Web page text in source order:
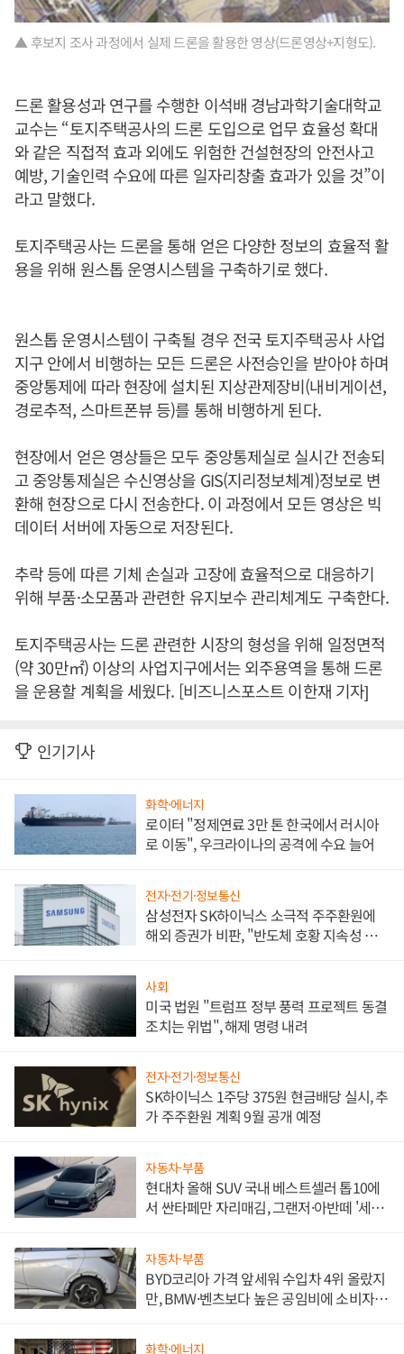
▲ 후보지 조사 과정에서 실제 드론을 활용한 영상(드론영상+지형도).
드론 활용성과 연구를 수행한 이석배 경남과학기술대학교
교수는 “토지주택공사의 드론 도입으로 업무 효율성 확대
와 같은 직접적 효과 외에도 위험한 건설현장의 안전사고
예방, 기술인력 수요에 따른 일자리창출 효과가 있을 것”이
라고 말했다.
토지주택공사는 드론을 통해 얻은 다양한 정보의 효율적 활
용을 위해 원스톱 운영시스템을 구축하기로 했다.
원스톱 운영시스템이 구축될 경우 전국 토지주택공사 사업
지구 안에서 비행하는 모든 드론은 사전승인을 받아야 하며
중앙통제에 따라 현장에 설치된 지상관제장비(내비게이션,
경로추적, 스마트폰뷰 등)를 통해 비행하게 된다.
현장에서 얻은 영상들은 모두 중앙통제실로 실시간 전송되
고 중앙통제실은 수신영상을 GIS(지리정보체계)정보로 변
환해 현장으로 다시 전송한다. 이 과정에서 모든 영상은 빅
데이터 서버에 자동으로 저장된다.
추락 등에 따른 기체 손실과 고장에 효율적으로 대응하기
위해 부품·소모품과 관련한 유지보수 관리체계도 구축한다.
토지주택공사는 드론 관련한 시장의 형성을 위해 일정면적
(약 30만㎡) 이상의 사업지구에서는 외주용역을 통해 드론
을 운용할 계획을 세웠다. [비즈니스포스트 이한재 기자]
인기기사
화학·에너지
로이터 "정제연료 3만 톤 한국에서 러시아
로 이동", 우크라이나의 공격에 수요 늘어
전자·전기·정보통신
삼성전자 SK하이닉스 소극적 주주환원에
해외 증권가 비판, "반도체 호황 지속성 의
사회
미국 법원 "트럼프 정부 풍력 프로젝트 동결
조치는 위법", 해제 명령 내려
전자·전기·정보통신
SK하이닉스 1주당 375원 현금배당 실시, 추
가 주주환원 계획 9월 공개 예정
자동차·부품
현대차 올해 SUV 국내 베스트셀러 톱10에
서 싼타페만 자리매김, 그랜저·아반떼 '세단
자동차·부품
BYD코리아 가격 앞세워 수입차 4위 올랐지
만, BMW·벤츠보다 높은 공임비에 소비자
화학·에너지